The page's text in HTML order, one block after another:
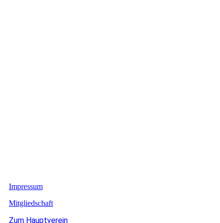
Impressum
Mitgliedschaft
Zum Hauptverein